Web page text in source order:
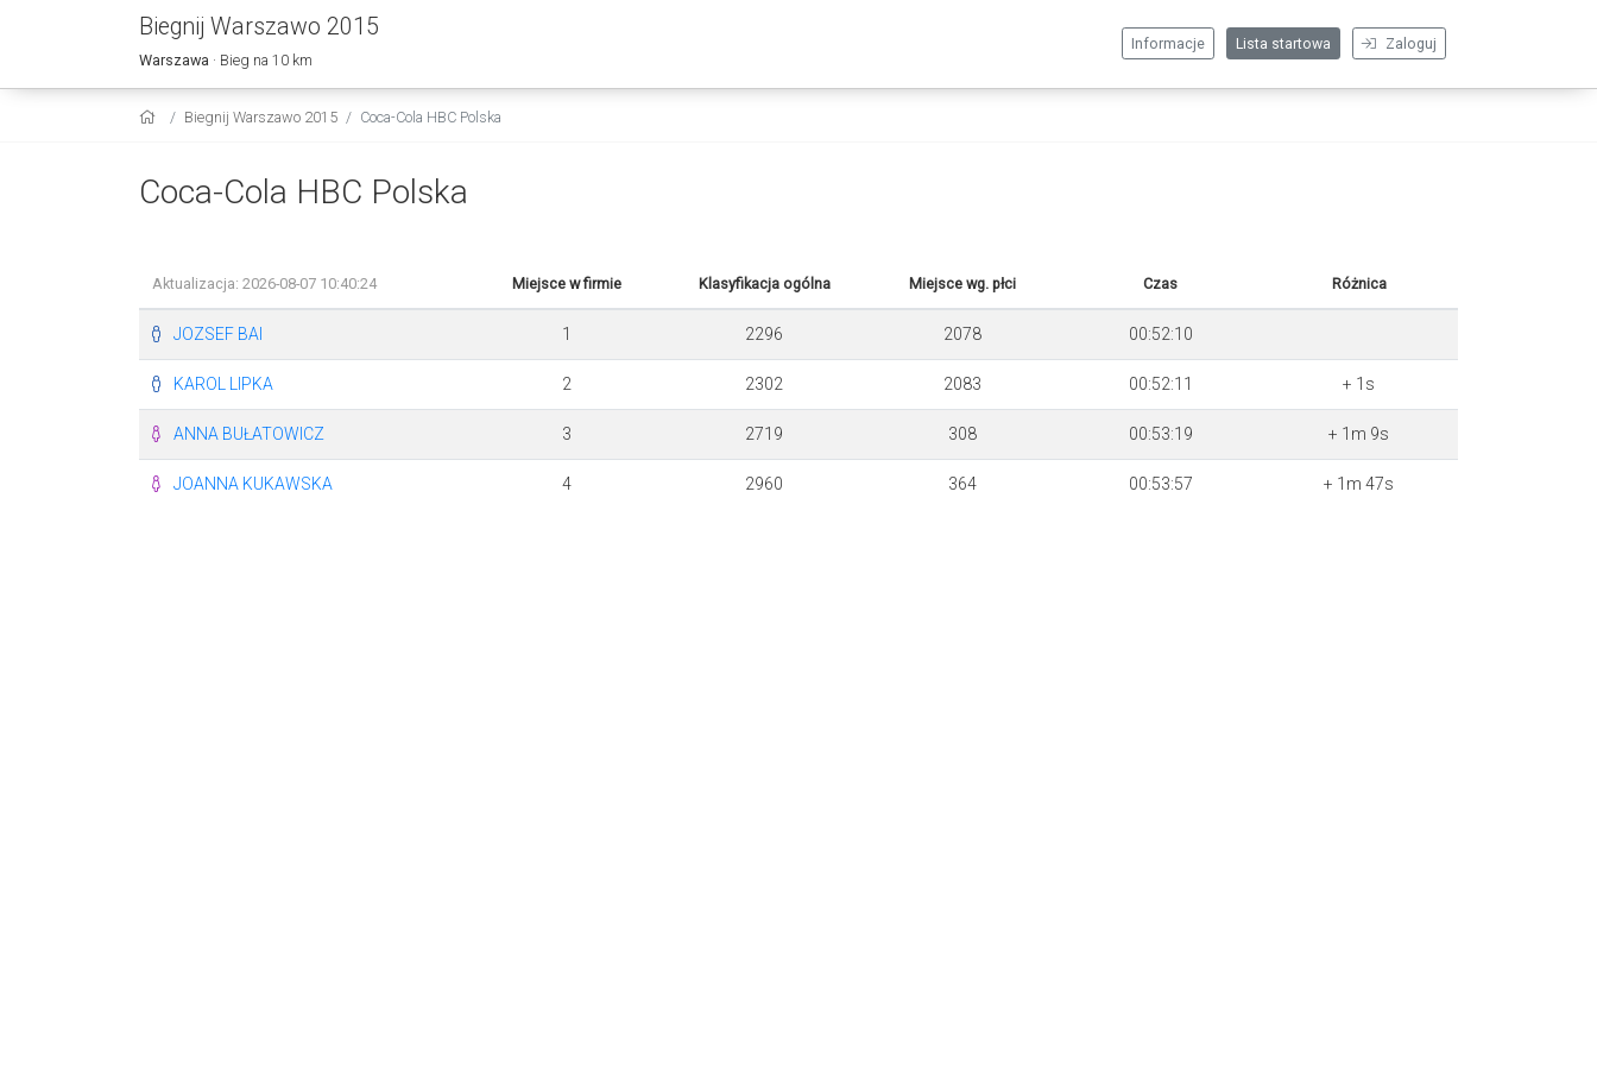
Biegnij Warszawo 2015
Warszawa · Bieg na 10 km
Zaloguj
Lista startowa
Informacje
Biegnij Warszawo 2015 Coca-Cola HBC Polska
Coca-Cola HBC Polska
Aktualizacja: 2026-08-07 10:40:24 Miejsce w firmie Klasyfikacja ogólna Miejsce wg. płci Czas Różnica
JOZSEF BAI 1 2296 2078 00:52:10
KAROL LIPKA 2 2302 2083 00:52:11 + 1s
ANNA BUŁATOWICZ 3 2719 308 00:53:19 + 1m 9s
JOANNA KUKAWSKA 4 2960 364 00:53:57 + 1m 47s